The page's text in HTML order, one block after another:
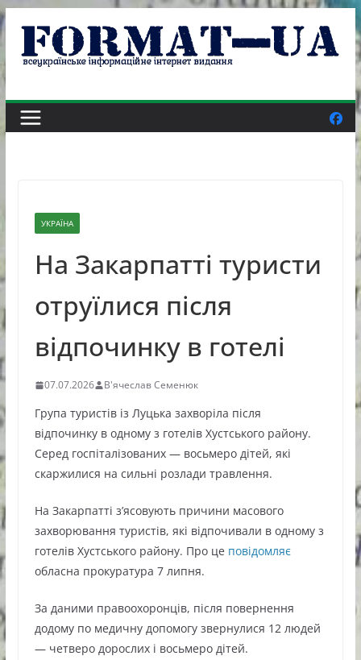
Skip
content
УКРАЇНА
На Закарпатті туристи
отруїлися після
відпочинку в готелі
07.07.2026 В'ячеслав Семенюк
Група туристів із Луцька захворіла після
відпочинку в одному з готелів Хустського району.
Серед госпіталізованих — восьмеро дітей, які
скаржилися на сильні розлади травлення.
На Закарпатті з’ясовують причини масового
захворювання туристів, які відпочивали в одному з
готелів Хустського району. Про це повідомляє
обласна прокуратура 7 липня.
За даними правоохоронців, після повернення
додому по медичну допомогу звернулися 12 людей
— четверо дорослих і восьмеро дітей.